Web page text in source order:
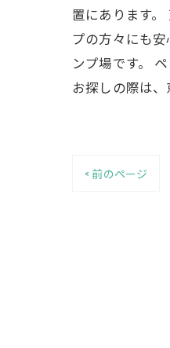
置にあります
プの方々にも
ンプ場です。
お探しの際は
< 前のページ